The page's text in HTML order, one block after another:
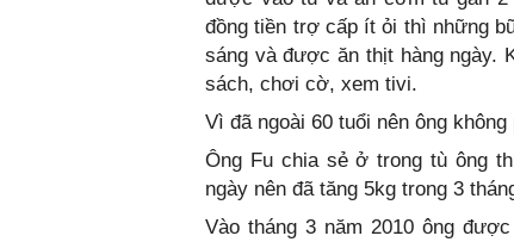
đồng tiền trợ cấp ít ỏi thì những
sáng và được ăn thịt hàng ngày.
sách, chơi cờ, xem tivi.
Vì đã ngoài 60 tuổi nên ông
Ông Fu chia sẻ ở trong tù ông
ngày nên đã tăng 5kg trong 3
Vào tháng 3 năm 2010 ông